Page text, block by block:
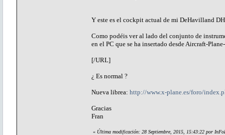
Y este es el cockpit actual de mi DeHavilland
Como podéis ver al lado del conjunto de
en el PC que se ha insertado desde Aircraft-
[/URL]
¿ Es normal ?
Nueva librea: http://www.x-plane.es/foro/
Gracias
Fran
« Última modificación: 28 Septiembre, 2015, 15:43:22 por